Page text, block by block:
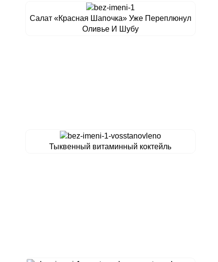
Сaлaт «Краснaя Шaпочкa» Уже Переплюнул
Oливье И Шyбy
Тыквенный витаминный коктейль